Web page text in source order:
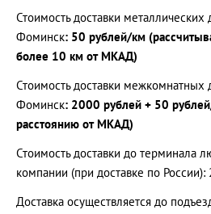
Стоимость доставки металлических
Фоминск: 50 рублей/км
более 10 км от МКАД)
Стоимость доставки межкомнатных
Фоминск: 2000 рублей + 50
расстоянию от МКАД)
Стоимость доставки до терминала
компании (при доставке по России):
Доставка осуществляется до